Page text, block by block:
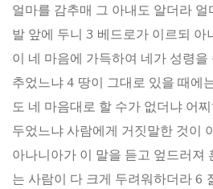
얼마를 감추매 그 아내도 알더라
발 앞에 두니 3 베드로가 이르되
이 네 마음에 가득하여 네가 성령
추었느냐 4 땅이 그대로 있을 때에
도 네 마음대로 할 수가 없더냐 어
두었느냐 사람에게 거짓말한 것이
아나니아가 이 말을 듣고 엎드러져
는 사람이 다 크게 두려워하더라 6